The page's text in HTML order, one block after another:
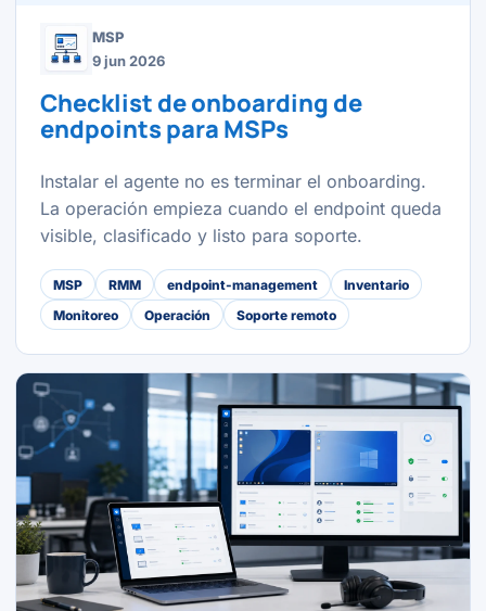
MSP
9 jun 2026
Checklist de onboarding de
endpoints para MSPs
Instalar el agente no es terminar el onboarding.
La operación empieza cuando el endpoint queda
visible, clasificado y listo para soporte.
MSP RMM endpoint-management
Inventario
Monitoreo
Operación Soporte remoto